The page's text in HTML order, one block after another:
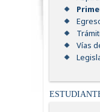
Vías